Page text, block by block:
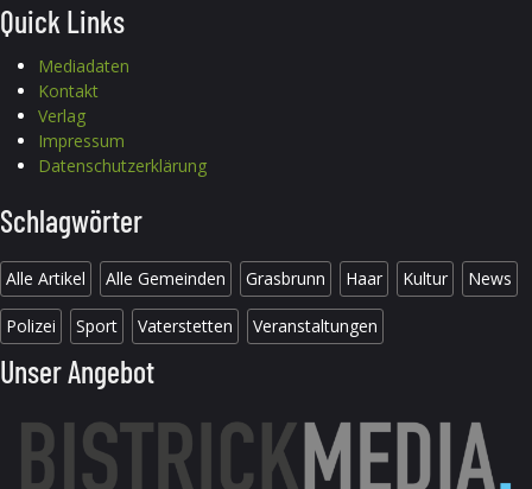
Quick Links
Mediadaten
Kontakt
Verlag
Impressum
Datenschutzerklärung
Schlagwörter
Alle Artikel Alle Gemeinden Grasbrunn Haar Kultur News
Polizei Sport Vaterstetten Veranstaltungen
Unser Angebot